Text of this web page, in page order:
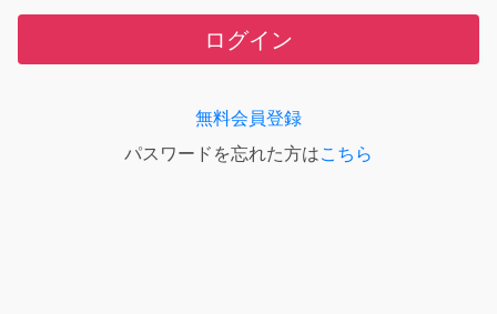
ログイン
無料会員登録
パスワードを忘れた方はこちら